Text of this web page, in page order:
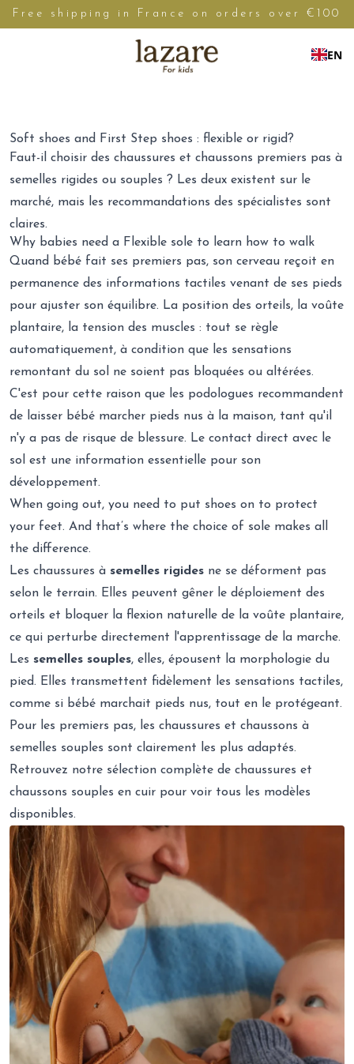
Free shipping in France on orders over €100
EN
Soft shoes and First Step shoes : flexible or rigid?
Faut-il choisir des chaussures et chaussons premiers pas à
semelles rigides ou souples ? Les deux existent sur le
marché, mais les recommandations des spécialistes sont
claires.
Why babies need a Flexible sole to learn how to walk
Quand bébé fait ses premiers pas, son cerveau reçoit en
permanence des informations tactiles venant de ses pieds
pour ajuster son équilibre. La position des orteils, la voûte
plantaire, la tension des muscles : tout se règle
automatiquement, à condition que les sensations
remontant du sol ne soient pas bloquées ou altérées.
C'est pour cette raison que les podologues recommandent
de laisser bébé marcher pieds nus à la maison, tant qu'il
n'y a pas de risque de blessure. Le contact direct avec le
sol est une information essentielle pour son
développement.
When going out, you need to put shoes on to protect
your feet. And that’s where the choice of sole makes all
the difference.
Les chaussures à semelles rigides ne se déforment pas
selon le terrain. Elles peuvent gêner le déploiement des
orteils et bloquer la flexion naturelle de la voûte plantaire,
ce qui perturbe directement l'apprentissage de la marche.
Les semelles souples, elles, épousent la morphologie du
pied. Elles transmettent fidèlement les sensations tactiles,
comme si bébé marchait pieds nus, tout en le protégeant.
Pour les premiers pas, les chaussures et chaussons à
semelles souples sont clairement les plus adaptés.
Retrouvez notre sélection complète de chaussures et
chaussons souples en cuir pour voir tous les modèles
disponibles.